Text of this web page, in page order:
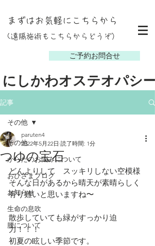
ご予約お問合せ
にしかわオステオパシー
まずはお気軽にこちらから
(遠隔施術もこちらからどうぞ）
記事
その他
からだのお悩みについて
おひさまブログ
お知らせ
生命の息吹
腰について
その他
つゆの宝石
paruten4
2022年5月22日 読了時間: 1分
どんよりして　スッキリしない空模様
そんな日があるから晴天が素晴らしく
有り難いと思いますね〜
散歩していても緑がすっかり迫
力！！！
初夏の眩しい季節です。